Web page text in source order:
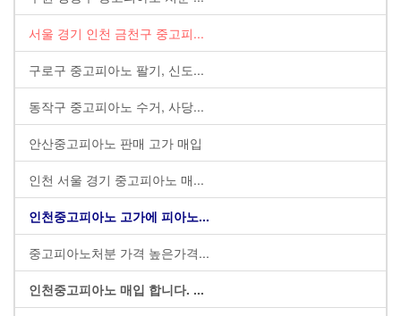
서울 경기 인천 금천구 중고피...
구로구 중고피아노 팔기, 신도...
동작구 중고피아노 수거, 사당...
안산중고피아노 판매 고가 매입
인천 서울 경기 중고피아노 매...
인천중고피아노 고가에 피아노...
중고피아노처분 가격 높은가격...
인천중고피아노 매입 합니다. ...